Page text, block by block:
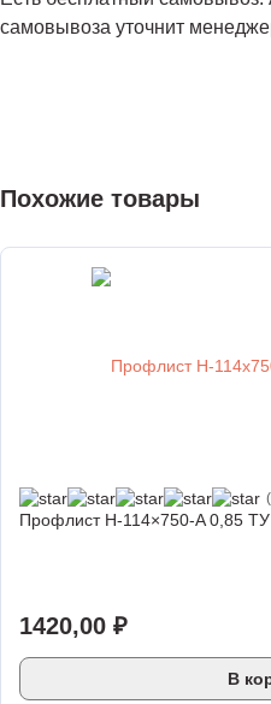
самовывоза уточнит
Похожие товары
Профлист Н-114×750-A 0,85
1420,00 ₽
В